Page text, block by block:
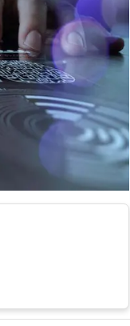
D dati personali